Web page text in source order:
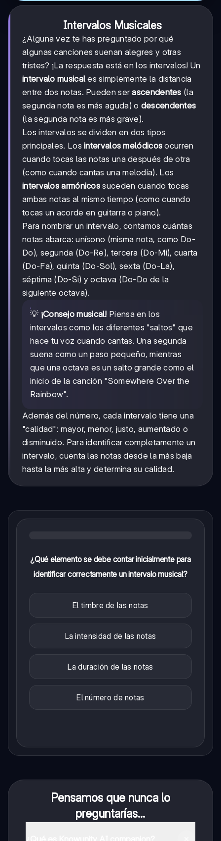
Intervalos Musicales
¿Alguna vez te has preguntado por qué
algunas canciones suenan alegres y otras
tristes? ¡La respuesta está en los intervalos! Un
intervalo musical es simplemente la distancia
entre dos notas. Pueden serascendentes (la
segunda nota es más aguda) o descendentes
(la segunda nota es más grave).
Los intervalos se dividen en dos tipos
principales. Losintervalos melódicos ocurren
cuando tocas las notas una después de otra
(como cuando cantas una melodía). Los
intervalos armónicos suceden cuando tocas
ambas notas al mismo tiempo (como cuando
tocas un acorde en guitarra o piano).
Para nombrar un intervalo, contamos cuántas
notas abarca: unísono (misma nota, como Do-
Do), segunda (Do-Re), tercera (Do-Mi), cuarta
(Do-Fa), quinta (Do-Sol), sexta (Do-La),
séptima (Do-Si) y octava (Do-Do de la
siguiente octava).
💡 ¡Consejo musical! Piensa en los
intervalos como los diferentes "saltos" que
hace tu voz cuando cantas. Una segunda
suena como un paso pequeño, mientras
que una octava es un salto grande como el
inicio de la canción "Somewhere Over the
Rainbow".
Además del número, cada intervalo tiene una
"calidad": mayor, menor, justo, aumentado o
disminuido. Para identificar completamente un
intervalo, cuenta las notas desde la más baja
hasta la más alta y determina su calidad.
¿Qué elemento se debe contar inicialmente para
identificar correctamente un intervalo musical?
El timbre de las notas
La intensidad de las notas
La duración de las notas
El número de notas
Pensamos que nunca lo
preguntarías...